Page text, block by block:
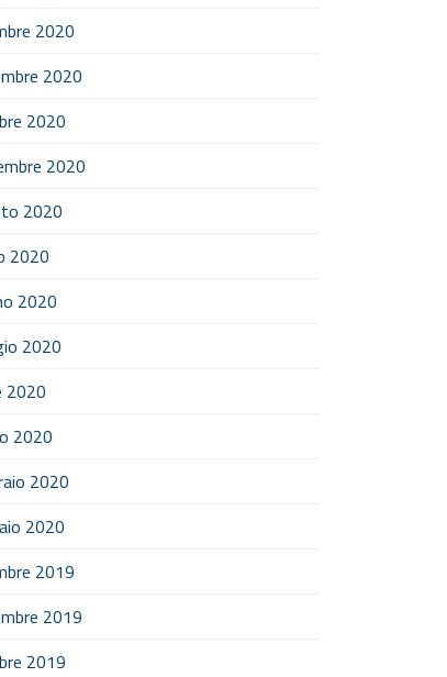
2020
2020
2020
2020
2020
2020
2020
2020
2020
2020
2020
2020
2019
2019
2019